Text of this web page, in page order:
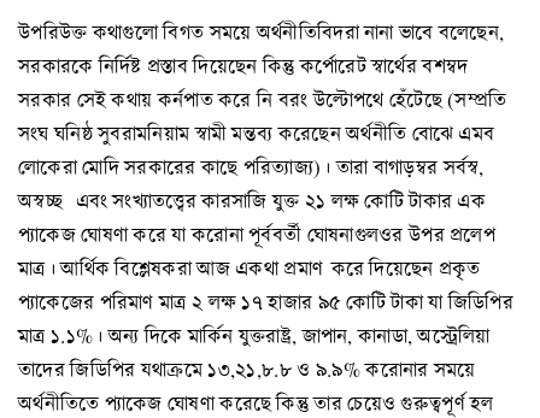
উপরিউক্ত কথাগুলো বিগত সময়ে অর্থনীতিবিদরা নানা ভাবে বলেছেন,
সরকারকে নির্দিষ্ট প্রস্তাব দিয়েছেন কিন্তু কর্পোরেট স্বার্থের বশম্বদ
সরকার সেই কথায় কর্নপাত করে নি বরং উল্টোপথে হেঁটেছে (সম্প্রতি
সংঘ ঘনিষ্ঠ সুবরামনিয়াম স্বামী মন্তব্য করেছেন অর্থনীতি বোঝে এমব
লোকেরা মোদি সরকারের কাছে পরিত্যাজ্য)। তারা বাগাড়ম্বর সর্বস্ব,
অস্বচ্ছ এবং সংখ্যাতত্ত্বের কারসাজি যুক্ত ২১ লক্ষ কোটি টাকার এক
প্যাকেজ ঘোষণা করে যা করোনা পূর্ববর্তী ঘোষনাগুলওর উপর প্রলেপ
মাত্র। আর্থিক বিশ্লেষকরা আজ একথা প্রমাণ করে দিয়েছেন প্রকৃত
প্যাকেজের পরিমাণ মাত্র ২ লক্ষ ১৭ হাজার ৯৫ কোটি টাকা যা জিডিপির
মাত্র ১.১%। অন্য দিকে মার্কিন যুক্তরাষ্ট্র, জাপান, কানাডা, অস্ট্রেলিয়া
তাদের জিডিপির যথাক্রমে ১৩,২১,৮.৮ ও ৯.৯% করোনার সময়ে
অর্থনীতিতে প্যাকেজ ঘোষণা করেছে কিন্তু তার চেয়েও গুরুত্বপূর্ণ হল